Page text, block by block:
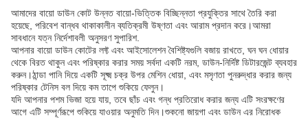
আমাদের বায়ো ডাউন কোট উন্নত বায়ো-ভিত্তিক বিচ্ছিন্নতা প্রযুক্তির সাথে তৈরি করা
হয়েছে, পরিবেশ বান্ধব থাকাকালীন ব্যতিক্রমী উষ্ণতা এবং আরাম প্রদান করে।আমরা
সাবধানে যত্ন নির্দেশাবলী অনুসরণ সুপারিশ.
আপনার বায়ো ডাউন কোটের লফ্ট এবং আইসোলেশন বৈশিষ্ট্যগুলি বজায় রাখতে, ঘন ঘন ধোয়ার
থেকে বিরত থাকুন এবং পরিষ্কার করার সময় সর্বদা একটি নরম, ডাউন-নির্দিষ্ট ডিটারজেন্ট ব্যবহার
করুন।ঠান্ডা পানি দিয়ে একটি সূক্ষ্ম চক্র উপর মেশিন ধোয়া, এবং মসৃণতা পুনরুদ্ধার করার জন্য
পরিষ্কার টেনিস বল দিয়ে কম তাপে শুকিয়ে ফেলুন।
যদি আপনার পশম ভিজা হয়ে যায়, তবে ছাঁচ এবং গন্ধ প্রতিরোধ করার জন্য এটি সংরক্ষণের
আগে এটি সম্পূর্ণরূপে শুকিয়ে যাওয়ার অনুমতি দিন।শুকনো জায়গা এবং ডাউন এর নিরোধক